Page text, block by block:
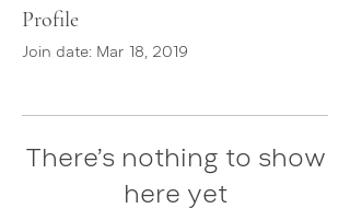
Profile
Join date: Mar 18, 2019
There’s nothing to show
here yet